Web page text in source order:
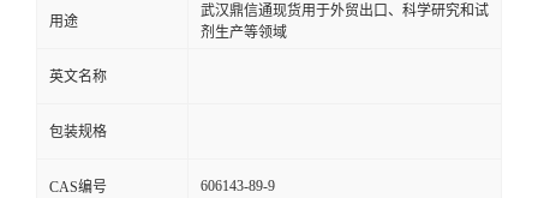
用途
武汉鼎信通现货用于外贸出口、科学研究和试
剂生产等领域
英文名称
包装规格
CAS编号 606143-89-9